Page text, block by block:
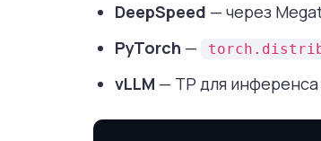
DeepSpeed — через
PyTorch —
vLLM — TP для